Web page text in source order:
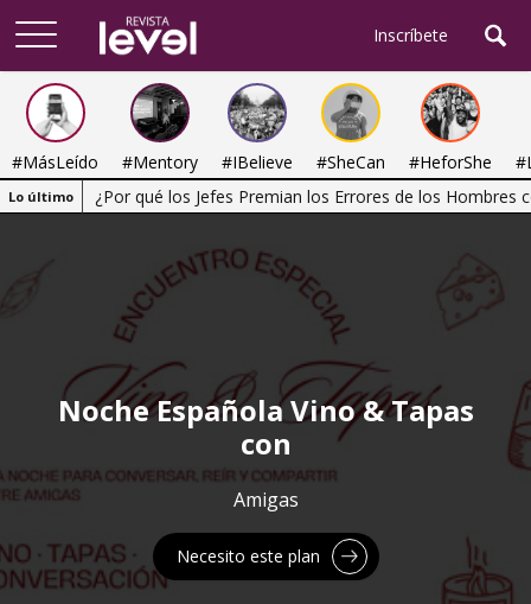
Inscríbete
#MásLeído #Mentory #IBelieve #SheCan #HeforShe
Arriba
Lo último ¿Por qué los Jefes Premian los Errores de los Hombres
Noche Española Vino & Tapas
con
Amigas
Necesito este plan